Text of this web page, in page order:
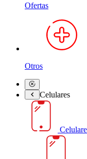
Ofertas
Otros
Celulares